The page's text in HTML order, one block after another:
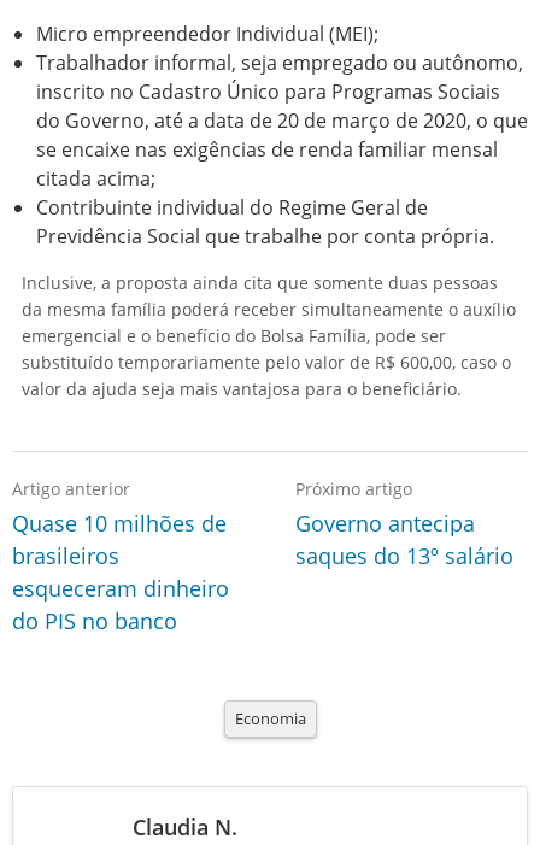
Micro empreendedor Individual (MEI);
Trabalhador informal, seja empregado ou autônomo,
inscrito no Cadastro Único para Programas Sociais
do Governo, até a data de 20 de março de 2020, o que
se encaixe nas exigências de renda familiar mensal
citada acima;
Contribuinte individual do Regime Geral de
Previdência Social que trabalhe por conta própria.
Inclusive, a proposta ainda cita que somente duas pessoas
da mesma família poderá receber simultaneamente o auxílio
emergencial e o benefício do Bolsa Família, pode ser
substituído temporariamente pelo valor de R$ 600,00, caso o
valor da ajuda seja mais vantajosa para o beneficiário.
Artigo anterior
Quase 10 milhões de
brasileiros
esqueceram dinheiro
do PIS no banco
Próximo artigo
Governo antecipa
saques do 13º salário
Economia
Claudia N.